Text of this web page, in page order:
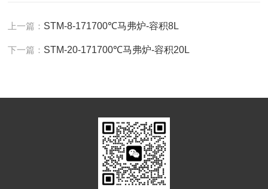
上一篇： STM-8-171700℃马弗炉-容积8L
下一篇： STM-20-171700℃马弗炉-容积20L